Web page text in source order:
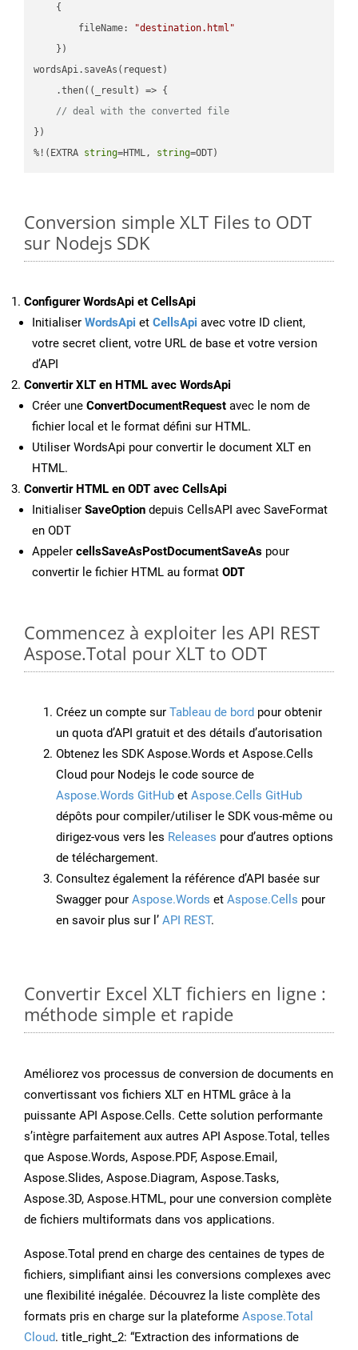
    {
fileName:
"destination.html"
    })
wordsApi.saveAs(request)
    .then(
( _result ) => {
// deal with the converted file
})
%!(EXTRA string=HTML, string=ODT)
Conversion simple XLT Files to ODT
sur Nodejs SDK
Configurer WordsApi et CellsApi
Initialiser WordsApi et CellsApi avec votre ID client,
votre secret client, votre URL de base et votre version
d’API
Convertir XLT en HTML avec WordsApi
Créer une ConvertDocumentRequest avec le nom de
fichier local et le format défini sur HTML.
Utiliser WordsApi pour convertir le document XLT en
HTML.
Convertir HTML en ODT avec CellsApi
Initialiser SaveOption depuis CellsAPI avec SaveFormat
en ODT
Appeler cellsSaveAsPostDocumentSaveAs pour
convertir le fichier HTML au format ODT
Commencez à exploiter les API REST
Aspose.Total pour XLT to ODT
Créez un compte sur Tableau de bord pour obtenir
un quota d’API gratuit et des détails d’autorisation
Obtenez les SDK Aspose.Words et Aspose.Cells
Cloud pour Nodejs le code source de
Aspose.Words GitHub et Aspose.Cells GitHub
dépôts pour compiler/utiliser le SDK vous-même ou
dirigez-vous vers les Releases pour d’autres options
de téléchargement.
Consultez également la référence d’API basée sur
Swagger pour Aspose.Words et Aspose.Cells pour
en savoir plus sur l’ API REST.
Convertir Excel XLT fichiers en ligne :
méthode simple et rapide
Améliorez vos processus de conversion de documents en
convertissant vos fichiers XLT en HTML grâce à la
puissante API Aspose.Cells. Cette solution performante
s’intègre parfaitement aux autres API Aspose.Total, telles
que Aspose.Words, Aspose.PDF, Aspose.Email,
Aspose.Slides, Aspose.Diagram, Aspose.Tasks,
Aspose.3D, Aspose.HTML, pour une conversion complète
de fichiers multiformats dans vos applications.
Aspose.Total prend en charge des centaines de types de
fichiers, simplifiant ainsi les conversions complexes avec
une flexibilité inégalée. Découvrez la liste complète des
formats pris en charge sur la plateforme Aspose.Total
Cloud. title_right_2: “Extraction des informations de